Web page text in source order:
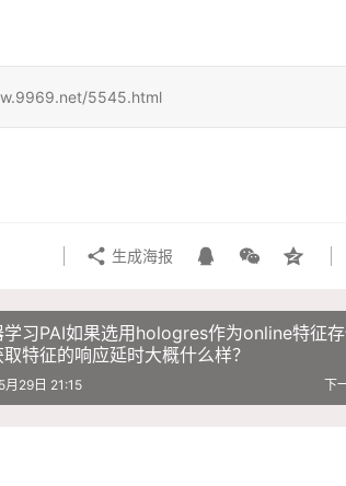
5545.html
生成海报
习PAI如果选用hologres作为online特征存
特征的响应延时大概什么样？
下
29日 21:15